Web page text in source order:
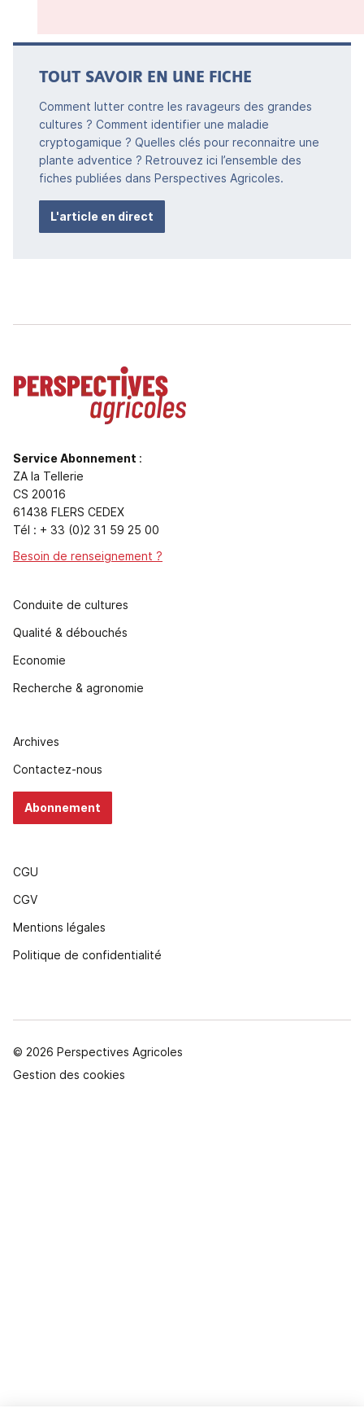
TOUT SAVOIR EN UNE FICHE
Comment lutter contre les ravageurs des grandes
cultures ? Comment identifier une maladie
cryptogamique ? Quelles clés pour reconnaitre une
plante adventice ? Retrouvez ici l’ensemble des
fiches publiées dans Perspectives Agricoles.
L'article en direct
Service Abonnement :
ZA la Tellerie
CS 20016
61438 FLERS CEDEX
Tél : + 33 (0)2 31 59 25 00
Besoin de renseignement ?
Conduite de cultures
Qualité & débouchés
Economie
Recherche & agronomie
Archives
Contactez-nous
Abonnement
CGU
CGV
Mentions légales
Politique de confidentialité
© 2026 Perspectives Agricoles
Gestion des cookies